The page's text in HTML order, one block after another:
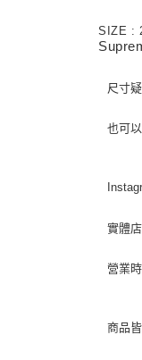
SIZE :
尺寸
也可
實體
營業
商品